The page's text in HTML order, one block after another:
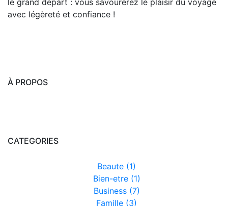
le grand départ : vous savourerez le plaisir du voyage
avec légèreté et confiance !
À PROPOS
CATEGORIES
Beaute (1)
Bien-etre (1)
Business (7)
Famille (3)